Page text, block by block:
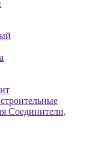
Соединители,